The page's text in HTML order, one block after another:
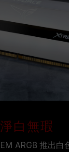
體模組皆在正常
或主機板故障狀
後服務。
白無瑕
ARGB 推出白